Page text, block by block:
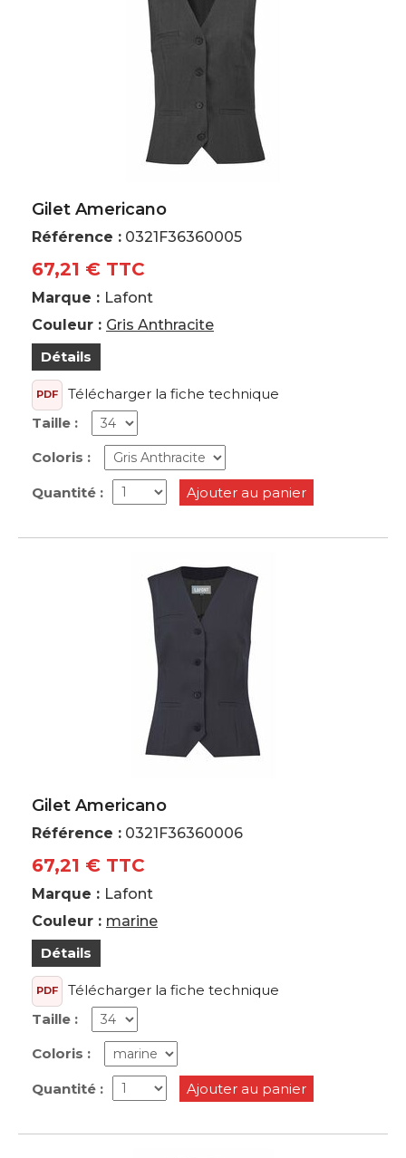
Gilet Americano
Référence : 0321F36360005
67,21 € TTC
Marque : Lafont
Couleur : Gris Anthracite
Détails
PDF
Télécharger la fiche technique
Taille :
Coloris :
Quantité : Ajouter au panier
Gilet Americano
Référence : 0321F36360006
67,21 € TTC
Marque : Lafont
Couleur : marine
Détails
PDF
Télécharger la fiche technique
Taille :
Coloris :
Quantité : Ajouter au panier